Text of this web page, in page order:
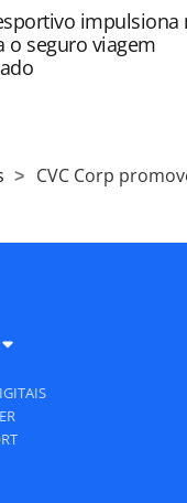
impulsiona
o seguro viagem
CVC Corp